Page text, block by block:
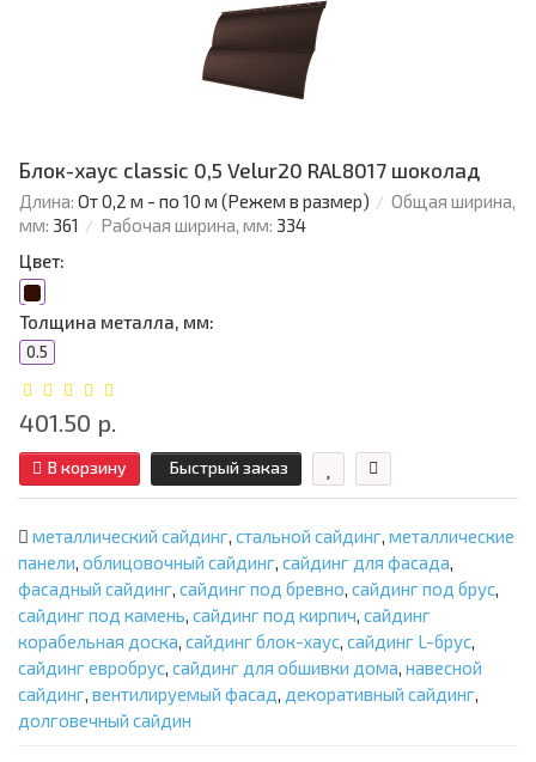
Блок-хаус classic 0,5 Velur20 RAL8017 шоколад
Длина: От 0,2 м - по 10 м (Режем в размер)
Общая ширина,
мм: 361 Рабочая ширина, мм: 334
Цвет:
Толщина металла, мм:
0.5
401.50 р.
В корзину Быстрый заказ
металлический сайдинг, стальной сайдинг, металлические
панели, облицовочный сайдинг, сайдинг для фасада,
фасадный сайдинг, сайдинг под бревно, сайдинг под брус,
сайдинг под камень, сайдинг под кирпич, сайдинг
корабельная доска, сайдинг блок-хаус, сайдинг L-брус,
сайдинг евробрус, сайдинг для обшивки дома, навесной
сайдинг, вентилируемый фасад, декоративный сайдинг,
долговечный сайдин